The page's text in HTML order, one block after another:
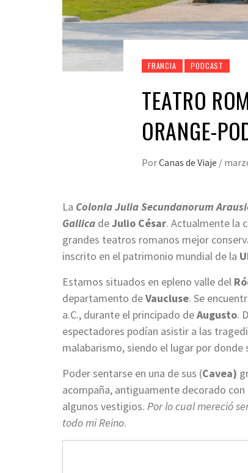
FRANCIA PODCAST
TEATRO
ORANGE-
PorCanas de Viaje /
La Colonia Julia Secundanorum
Gallica deJulio César. Actualmente la
grandes teatros romanos mejor
inscrito en el patrimonio mundial de la
Estamos situados en epleno valle del
departamento deVaucluse. Se
a.C., durante el principado deAugusto.
espectadores podían asistir a las
malabarismo, siendo el lugar por
Poder sentarse en una de sus (Cavea)
acompaña, antiguamente decorado
algunos vestigios. Por lo cual mereció
todo mi Reino.